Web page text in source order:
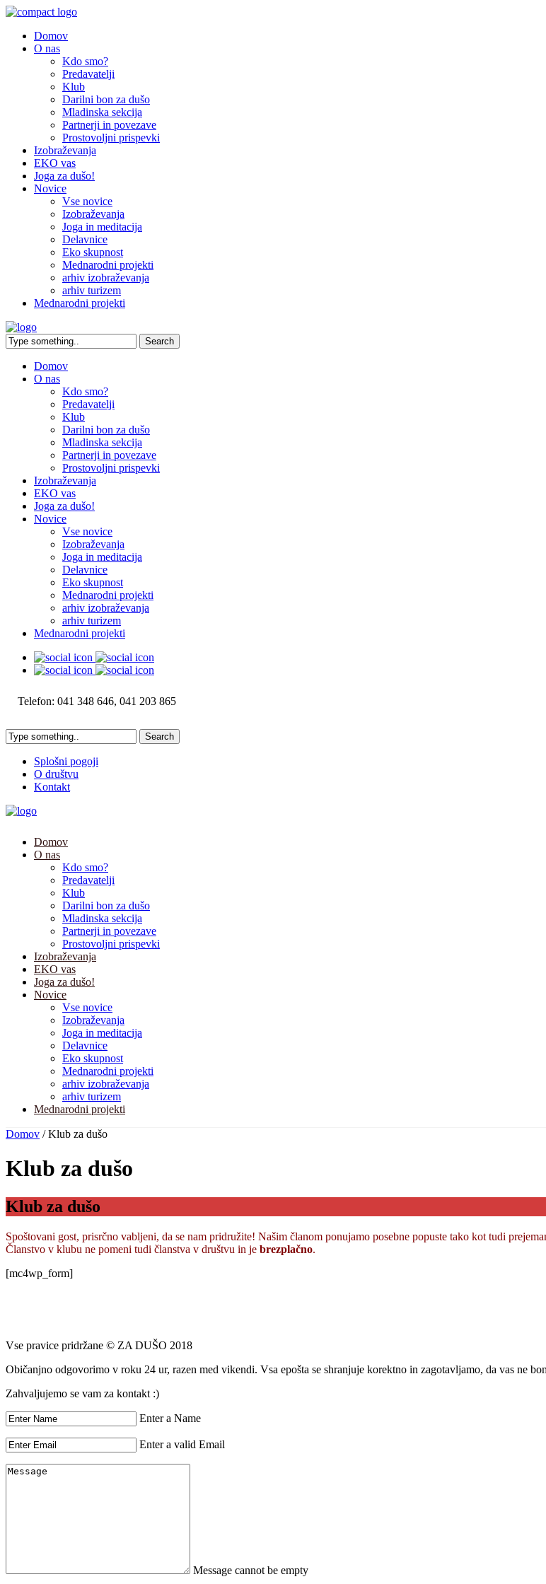
Domov
O nas
Kdo smo?
Predavatelji
Klub
Darilni bon za dušo
Mladinska sekcija
Partnerji in povezave
Prostovoljni prispevki
Izobraževanja
EKO vas
Joga za dušo!
Novice
Vse novice
Izobraževanja
Joga in meditacija
Delavnice
Eko skupnost
Mednarodni projekti
arhiv izobraževanja
arhiv turizem
Mednarodni projekti
Domov
O nas
Kdo smo?
Predavatelji
Klub
Darilni bon za dušo
Mladinska sekcija
Partnerji in povezave
Prostovoljni prispevki
Izobraževanja
EKO vas
Joga za dušo!
Novice
Vse novice
Izobraževanja
Joga in meditacija
Delavnice
Eko skupnost
Mednarodni projekti
arhiv izobraževanja
arhiv turizem
Mednarodni projekti
Telefon: 041 348 646, 041 203 865
Splošni pogoji
O društvu
Kontakt
Domov
O nas
Kdo smo?
Predavatelji
Klub
Darilni bon za dušo
Mladinska sekcija
Partnerji in povezave
Prostovoljni prispevki
Izobraževanja
EKO vas
Joga za dušo!
Novice
Vse novice
Izobraževanja
Joga in meditacija
Delavnice
Eko skupnost
Mednarodni projekti
arhiv izobraževanja
arhiv turizem
Mednarodni projekti
Domov /Klub za dušo
Klub za dušo
Klub za dušo
Spoštovani gost, prisrčno vabljeni, da se nam pridružite! Našim članom ponujamo posebne popuste tako kot tudi
Članstvo v klubu ne pomeni tudi članstva v društvu in je brezplačno.
[mc4wp_form]
Vse pravice pridržane © ZA DUŠO 2018
Običanjno odgovorimo v roku 24 ur, razen med vikendi. Vsa epošta se shranjuje korektno in zagotavljamo, da vas ne
Zahvaljujemo se vam za kontakt :)
Enter a Name
Enter a valid Email
Message cannot be empty